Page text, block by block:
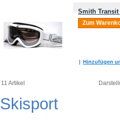
Smith
Zum
| Hinzufügen
11 Artikel
Skisport